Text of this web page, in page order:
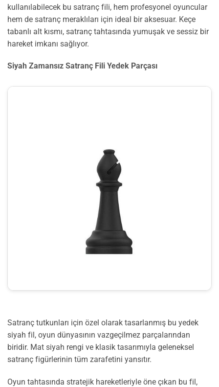
kullanılabilecek bu satranç fili, hem profesyonel oyuncular
hem de satranç meraklıları için ideal bir aksesuar. Keçe
tabanlı alt kısmı, satranç tahtasında yumuşak ve sessiz bir
hareket imkanı sağlıyor.
Siyah Zamansız Satranç Fili Yedek Parçası
Satranç tutkunları için özel olarak tasarlanmış bu yedek
siyah fil, oyun dünyasının vazgeçilmez parçalarından
biridir. Mat siyah rengi ve klasik tasarımıyla geleneksel
satranç figürlerinin tüm zarafetini yansıtır.
Oyun tahtasında stratejik hareketleriyle öne çıkan bu fil,